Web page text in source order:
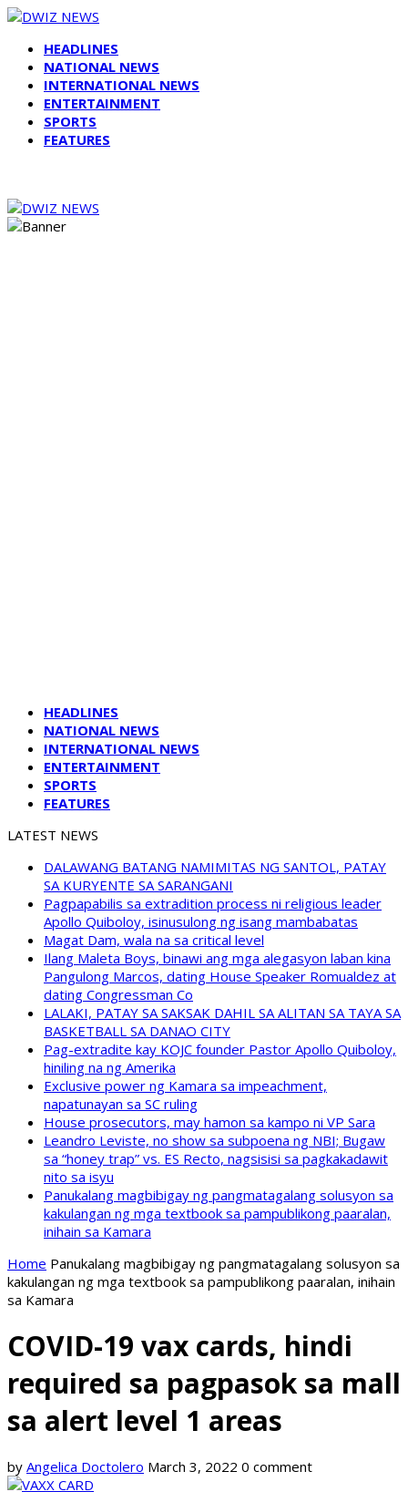
HEADLINES
NATIONAL NEWS
INTERNATIONAL NEWS
ENTERTAINMENT
SPORTS
FEATURES
HEADLINES
NATIONAL NEWS
INTERNATIONAL NEWS
ENTERTAINMENT
SPORTS
FEATURES
LATEST NEWS
DALAWANG BATANG NAMIMITAS NG SANTOL, PATAY
SA KURYENTE SA SARANGANI
Pagpapabilis sa extradition process ni religious leader
Apollo Quiboloy, isinusulong ng isang mambabatas
Magat Dam, wala na sa critical level
Ilang Maleta Boys, binawi ang mga alegasyon laban kina
Pangulong Marcos, dating House Speaker Romualdez at
dating Congressman Co
LALAKI, PATAY SA SAKSAK DAHIL SA ALITAN SA TAYA SA
BASKETBALL SA DANAO CITY
Pag-extradite kay KOJC founder Pastor Apollo Quiboloy,
hiniling na ng Amerika
Exclusive power ng Kamara sa impeachment,
napatunayan sa SC ruling
House prosecutors, may hamon sa kampo ni VP Sara
Leandro Leviste, no show sa subpoena ng NBI; Bugaw
sa “honey trap” vs. ES Recto, nagsisisi sa pagkakadawit
nito sa isyu
Panukalang magbibigay ng pangmatagalang solusyon sa
kakulangan ng mga textbook sa pampublikong paaralan,
inihain sa Kamara
Home Panukalang magbibigay ng pangmatagalang solusyon sa
kakulangan ng mga textbook sa pampublikong paaralan, inihain
sa Kamara
COVID-19 vax cards, hindi
required sa pagpasok sa mall
sa alert level 1 areas
by Angelica Doctolero March 3, 2022 0 comment